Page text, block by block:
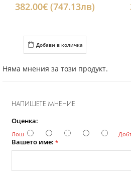
382.00€ (747.13лв)
Добави в количка
Няма мнения за този продукт.
НАПИШЕТЕ МНЕНИЕ
Оценка:
Лош
Вашето име: *